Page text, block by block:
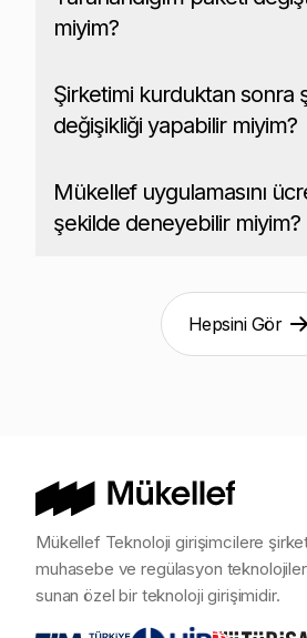
miyim?
Şirketimi kurduktan sonra
değişikliği yapabilir miyim?
Mükellef uygulamasını
şekilde deneyebilir miyim?
Hepsini Gör
Mükellef Teknoloji girişimcilere
muhasebe ve regülasyon
sunan özel bir teknoloji girişimidir.